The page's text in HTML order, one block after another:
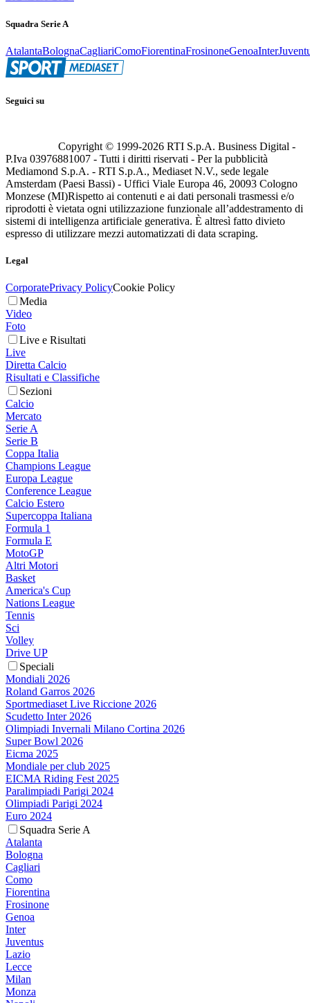
Squadra Serie A
AtalantaBolognaCagliariComoFiorentinaFrosinoneGenoaInter
Seguici su
Copyright © 1999-2026 RTI S.p.A. Business Digital -
P.Iva 03976881007 - Tutti i diritti riservati - Per la pubblicità
Mediamond S.p.A. - RTI S.p.A., Mediaset N.V., sede legale
Amsterdam (Paesi Bassi) - Uffici Viale Europa 46, 20093 Cologno
Monzese (MI)Rispetto ai contenuti e ai dati personali trasmessi e/o
riprodotti è vietata ogni utilizzazione funzionale all’addestramento di
sistemi di intelligenza artificiale generativa. È altresì fatto divieto
espresso di utilizzare mezzi automatizzati di data scraping.
Legal
CorporatePrivacy PolicyCookie Policy
Media
Video
Foto
Live e Risultati
Live
Diretta Calcio
Risultati e Classifiche
Sezioni
Calcio
Mercato
Serie A
Serie B
Coppa Italia
Champions League
Europa League
Conference League
Calcio Estero
Supercoppa Italiana
Formula 1
Formula E
MotoGP
Altri Motori
Basket
America's Cup
Nations League
Tennis
Sci
Volley
Drive UP
Speciali
Mondiali 2026
Roland Garros 2026
Sportmediaset Live Riccione 2026
Scudetto Inter 2026
Olimpiadi Invernali Milano Cortina 2026
Super Bowl 2026
Eicma 2025
Mondiale per club 2025
EICMA Riding Fest 2025
Paralimpiadi Parigi 2024
Olimpiadi Parigi 2024
Euro 2024
Squadra Serie A
Atalanta
Bologna
Cagliari
Como
Fiorentina
Frosinone
Genoa
Inter
Juventus
Lazio
Lecce
Milan
Monza